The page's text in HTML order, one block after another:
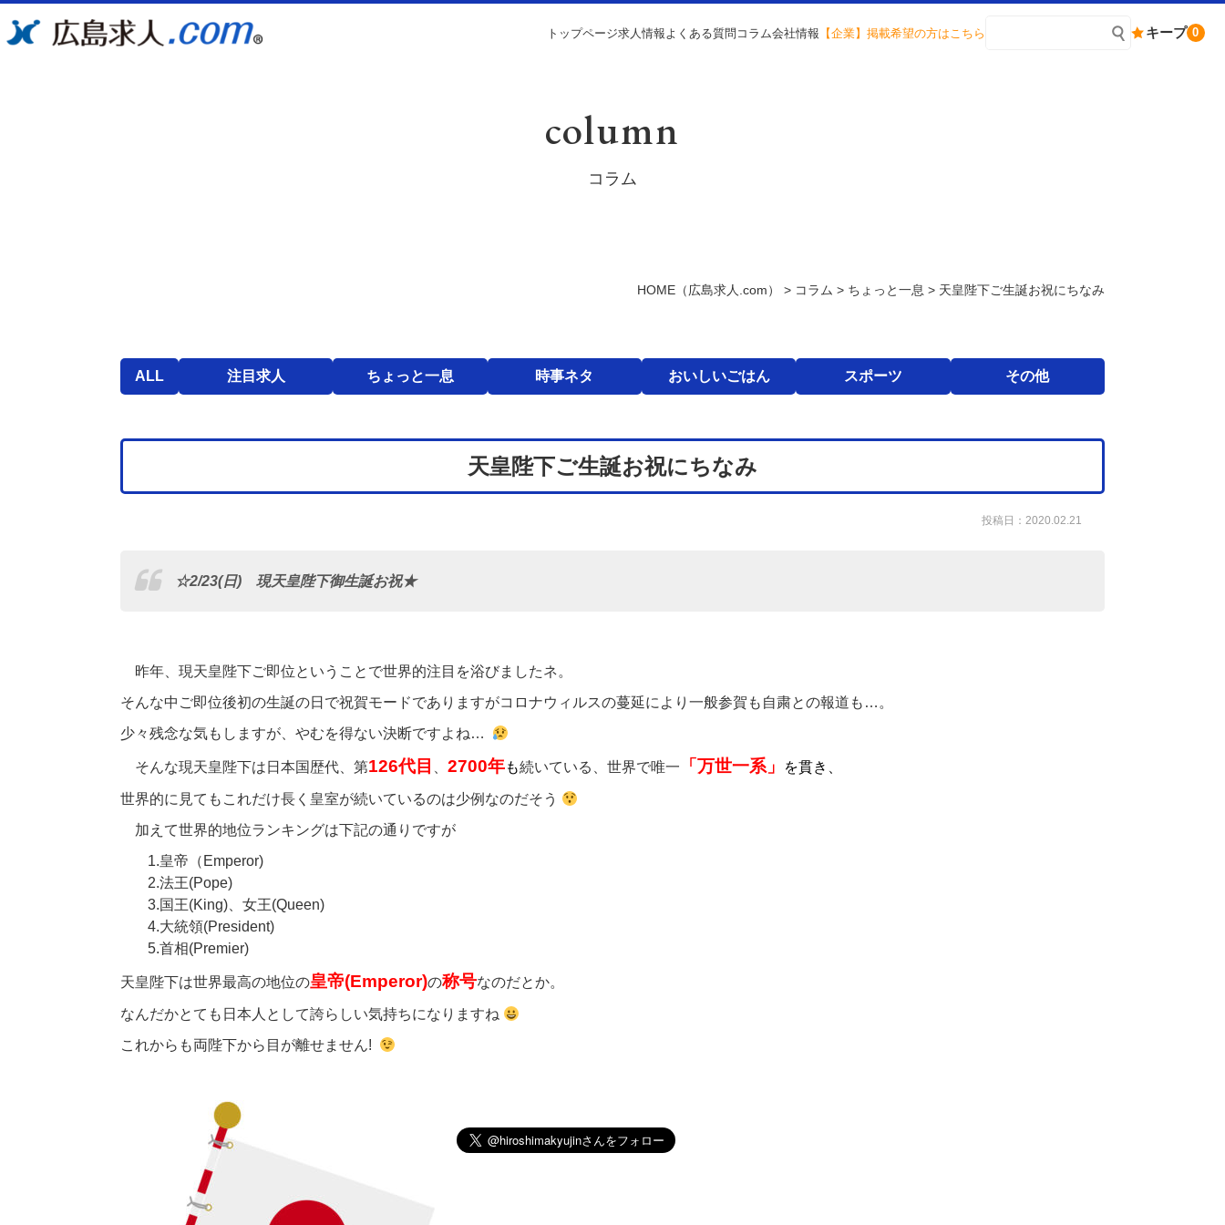
トップページ求人情報よくある質問 コラム会社情報 【企業】掲載希望の方はこちら キープ 0
column
コラム
HOME （広島求人.com） > コラム > ちょっと一息 > 天皇陛下ご生誕お祝にちなみ
ALL 注目求人 ちょっと一息 時事ネタ おいしいごはん スポーツ その他
天皇陛下ご生誕お祝にちなみ
投稿日：2020.02.21
☆2/23(日) 現天皇陛下御生誕お祝★
昨年、現天皇陛下ご即位ということで世界的注目を浴びましたネ。
そんな中ご即位後初の生誕の日で祝賀モードでありますがコロナウィルスの蔓延により一般参賀も自粛との報道も…。
少々残念な気もしますが、やむを得ない決断ですよね…
そんな現天皇陛下は日本国歴代、第126代目 2700年も続いている、世界で唯一 「万世一系」 を貫き、
世界的に見てもこれだけ長く皇室が続いているのは少例なのだそう
加えて世界的地位ランキングは下記の通りですが
1.皇帝（Emperor)
2.法王(Pope)
3.国王(King)、女王(Queen)
4.大統領(President)
5.首相(Premier)
天皇陛下は世界最高の地位の皇帝(Emperor)の称号なのだとか。
なんだかとても日本人として誇らしい気持ちになりますね
これからも両陛下から目が離せません!